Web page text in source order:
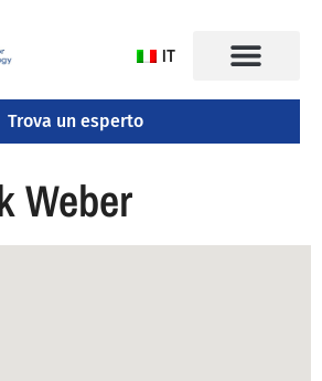
IT
Trova un esperto
Weber